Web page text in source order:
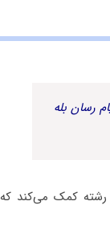
رسان بله
رشته کمک می‌کند که